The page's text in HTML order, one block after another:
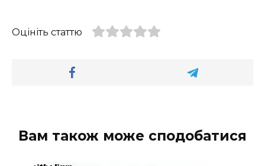
Оцініть статтю
Вам також може сподобатися